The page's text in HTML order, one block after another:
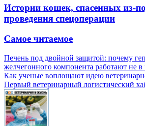
Истории кошек, спасенных из-
проведения спецоперации
Самое читаемое
Печень под двойной защитой: почему
желчегонного компонента работают не
Как ученые воплощают идею
Первый ветеринарный логистический